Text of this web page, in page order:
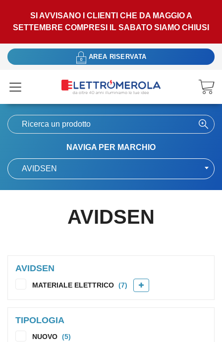
SI AVVISANO I CLIENTI CHE DA MAGGIO A
SETTEMBRE COMPRESI IL SABATO SIAMO CHIUSI
AREA RISERVATA
NAVIGA PER MARCHIO
AVIDSEN
AVIDSEN
AVIDSEN
MATERIALE ELETTRICO (7)
TIPOLOGIA
NUOVO (5)